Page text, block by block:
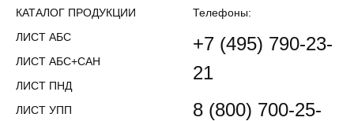
КАТАЛОГ ПРОДУКЦИИ
ЛИСТ АБС
ЛИСТ АБС+САН
ЛИСТ ПНД
ЛИСТ УПП
Телефоны:
+7 (495) 790-23-
21
8 (800) 700-25-